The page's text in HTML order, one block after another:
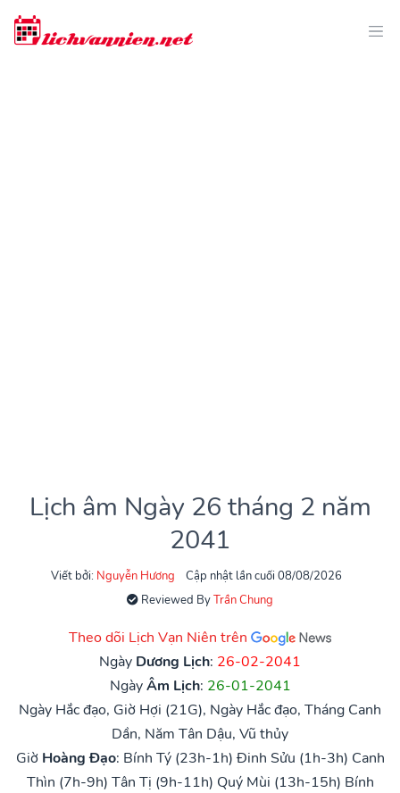
Lịch âm Ngày 26 tháng 2 năm
2041
Viết bởi: Nguyễn Hương
Cập nhật lần cuối 08/08/2026
Reviewed ByTrần Chung
Theo dõi Lịch Vạn Niên trên
Ngày Dương Lịch: 26-02-2041
NgàyÂm Lịch: 26-01-2041
Ngày Hắc đạo, Giờ Hợi (21G), Ngày Hắc đạo, Tháng Canh
Dần, Năm Tân Dậu, Vũ thủy
Giờ Hoàng Đạo: Bính Tý (23h-1h) Đinh Sửu (1h-3h) Canh
Thìn (7h-9h) Tân Tị (9h-11h) Quý Mùi (13h-15h) Bính